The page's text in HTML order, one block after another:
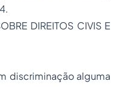
DIREITOS CIVIS E
discriminação alguma